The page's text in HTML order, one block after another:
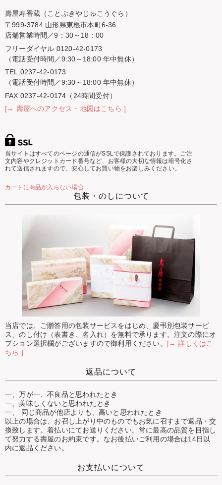
壽屋寿香蔵（ことぶきやじゅこうぐら）
〒999-3784 山形県東根市本町6-36
店舗営業時間／9：30～18：00
フリーダイヤル 0120-42-0173
（電話受付時間／9:30～18:00 年中無休）
TEL.0237-42-0173
（電話受付時間／9:30～18:00 年中無休）
FAX.0237-42-0174（24時間受付）
[→ 壽屋へのアクセス・地図はこちら ]
当サイトはすべてのページの通信がSSLで保護されております。ご注
文内容やクレジットカード番号など、お客様の大切な情報は暗号化さ
れて送信されますので、安心してお買い物をお楽しみください。
カートに商品が入らない場合
包装・のしについて
当店では、ご贈答用の包装サービスをはじめ、慶弔別包装サービ
ス、のし付け（表書き、名入れ）を無料で承ります。注文の際にオ
プション選択欄がございますので御利用ください。 [→ 詳しくはこ
ちら ]
返品について
一、万が一、不良品と思われたとき
一、美味しくないと思われたとき
一、 同じ商品が他店よりも、高いと思われたとき
以上の場合は、お召し上がり中のものでもお気に召すまで返品・交
換致します。着払いにてお送りください。常に最高の品質を目指し
て努力する壽屋のお約束です。なお後払いご利用の場合は14日以
内に返品ください。
お支払いについて